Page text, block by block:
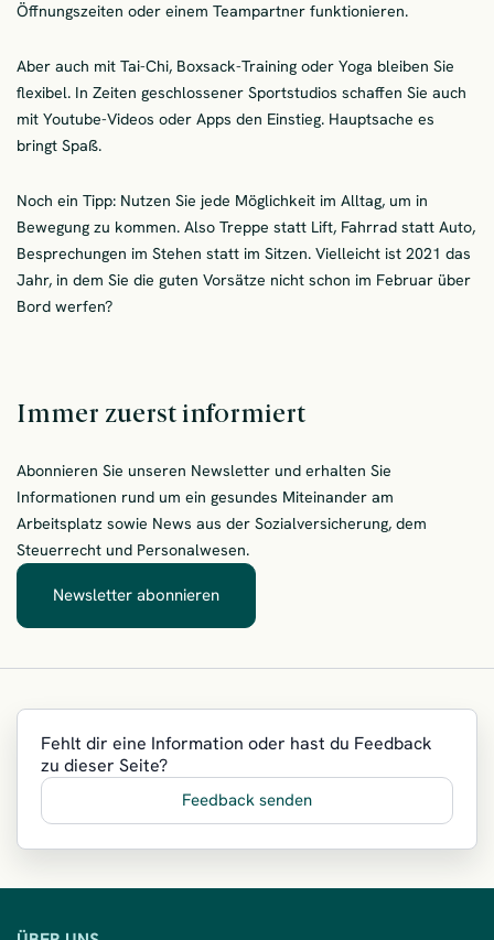
Öffnungszeiten oder einem Teampartner funktionieren.
Aber auch mit Tai-Chi, Boxsack-Training oder Yoga bleiben Sie
flexibel. In Zeiten geschlossener Sportstudios schaffen Sie auch
mit Youtube-Videos oder Apps den Einstieg. Hauptsache es
bringt Spaß.
Noch ein Tipp: Nutzen Sie jede Möglichkeit im Alltag, um in
Bewegung zu kommen. Also Treppe statt Lift, Fahrrad statt Auto,
Besprechungen im Stehen statt im Sitzen. Vielleicht ist 2021 das
Jahr, in dem Sie die guten Vorsätze nicht schon im Februar über
Bord werfen?
Immer zuerst informiert
Abonnieren Sie unseren Newsletter und erhalten Sie
Informationen rund um ein gesundes Miteinander am
Arbeitsplatz sowie News aus der Sozialversicherung, dem
Steuerrecht und Personalwesen.
Newsletter abonnieren
Fehlt dir eine Information oder hast du Feedback
zu dieser Seite?
Feedback senden